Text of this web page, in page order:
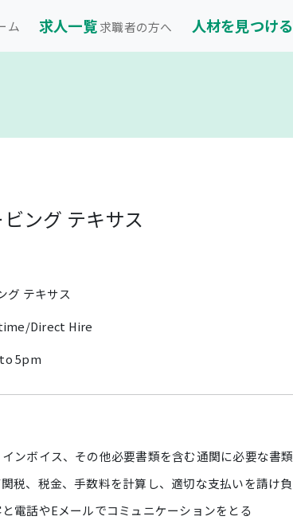
ム 求人一覧求職者の方へ 人材を見つける
ング テキサス
グ テキサス
Direct Hire
5pm
ンボイス、その他必要書類を含む通関に必要な書
税、税金、手数料を計算し、適切な支払いを請け負
電話やEメールでコミュニケーションをとる